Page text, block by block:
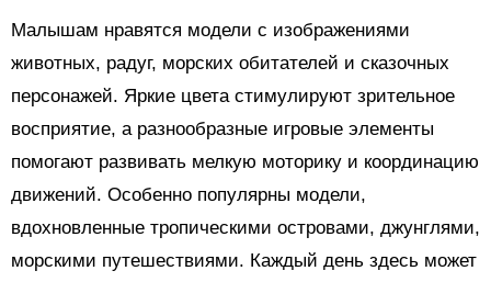
Малышам нравятся модели с изображениями
животных, радуг, морских обитателей и сказочных
персонажей. Яркие цвета стимулируют зрительное
восприятие, а разнообразные игровые элементы
помогают развивать мелкую моторику и координацию
движений. Особенно популярны модели,
вдохновленные тропическими островами, джунглями,
морскими путешествиями. Каждый день здесь может